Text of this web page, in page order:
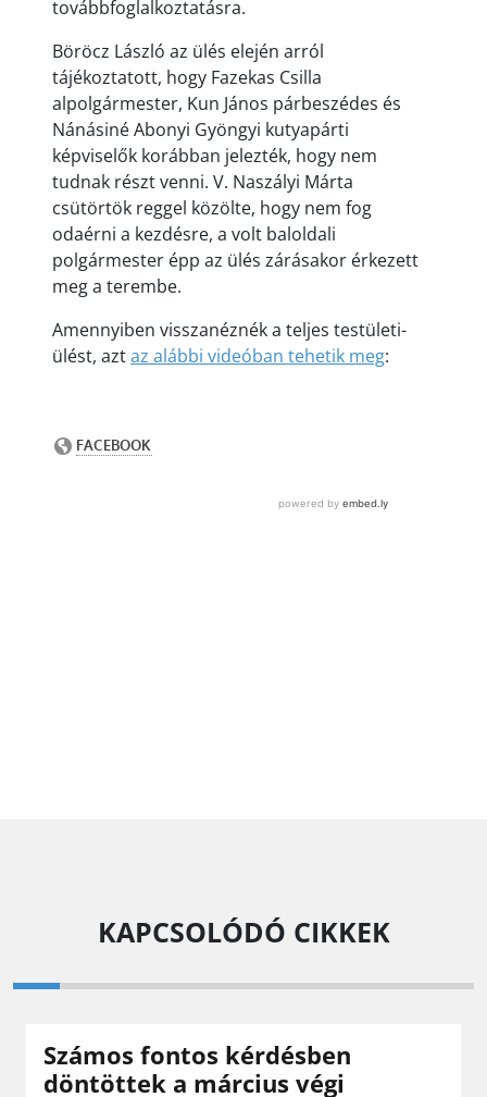
továbbfoglalkoztatásra.
Böröcz László az ülés elején arról
tájékoztatott, hogy Fazekas Csilla
alpolgármester, Kun János párbeszédes és
Nánásiné Abonyi Gyöngyi kutyapárti
képviselők korábban jelezték, hogy nem
tudnak részt venni. V. Naszályi Márta
csütörtök reggel közölte, hogy nem fog
odaérni a kezdésre, a volt baloldali
polgármester épp az ülés zárásakor érkezett
meg a terembe.
Amennyiben visszanéznék a teljes testületi-
ülést, aztaz alábbi videóban tehetik meg:
KAPCSOLÓDÓ CIKKEK
Számos fontos kérdésben
döntöttek a március végi